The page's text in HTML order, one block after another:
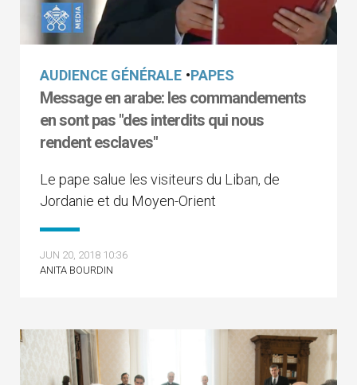
AUDIENCE GÉNÉRALE •PAPES
Message en arabe: les commandements
en sont pas "des interdits qui nous
rendent esclaves"
Le pape salue les visiteurs du Liban, de
Jordanie et du Moyen-Orient
JUN 20, 2018 10:36
ANITA BOURDIN